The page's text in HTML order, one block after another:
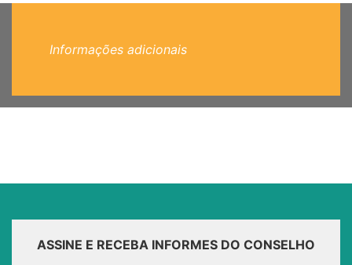
Informações adicionais
ASSINE E RECEBA INFORMES DO CONSELHO